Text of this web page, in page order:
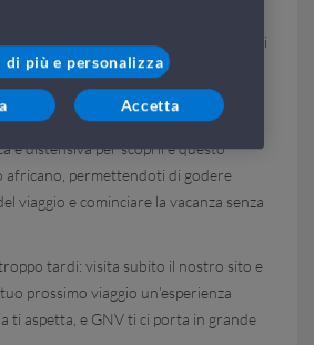
di festività religiose, ponti e altri eventi
di raggiungere il Paese
convenienti. Grazie alla
il traghetto si rivela la
e distensiva per scoprire questo
africano, permettendoti di godere
viaggio e cominciare la vacanza senza
tardi: visita subito il nostro sito e
prossimo viaggio un’esperienza
ti aspetta, e GNV ti ci porta in grande
di più e personalizza
Accetta